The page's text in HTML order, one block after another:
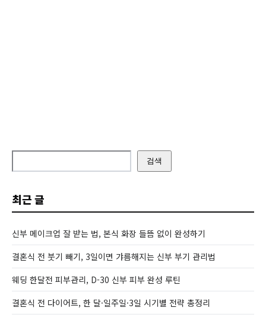
검색
최근 글
신부 메이크업 잘 받는 법, 본식 화장 들뜸 없이 완성하기
결혼식 전 붓기 빼기, 3일이면 갸름해지는 신부 부기 관리법
웨딩 한달전 피부관리, D-30 신부 피부 완성 루틴
결혼식 전 다이어트, 한 달·일주일·3일 시기별 전략 총정리